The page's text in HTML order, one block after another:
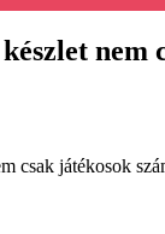
csak játékosok